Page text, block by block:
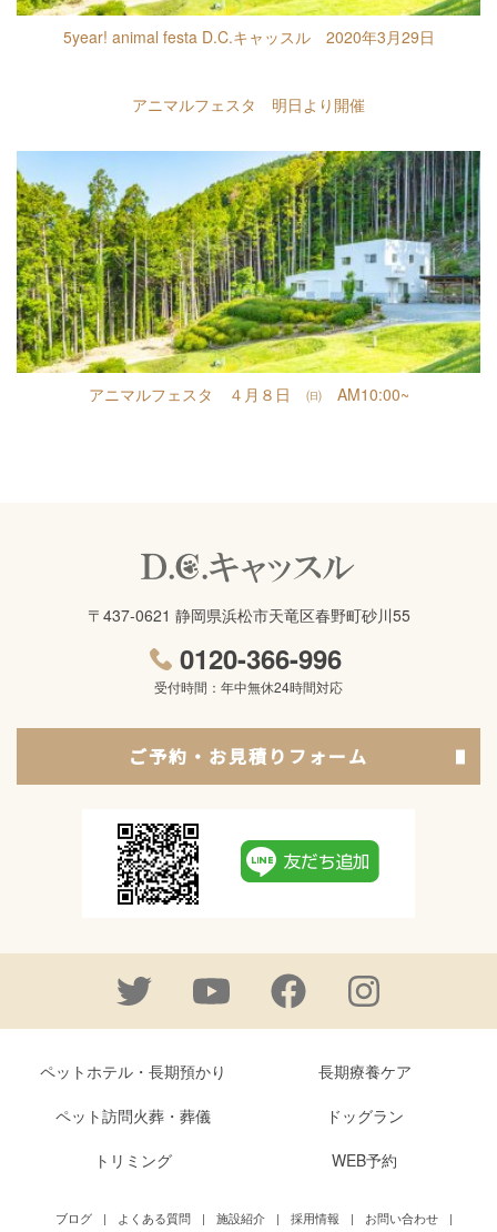
5year! animal festa D.C.キャッスル 2020年3月29日
アニマルフェスタ 明日より開催
アニマルフェスタ ４月８日 ㈰ AM10:00~
〒437-0621 静岡県浜松市天竜区春野町砂川55
0120-366-996
受付時間：年中無休24時間対応
ご予約・お見積りフォーム
ペットホテル・長期預かり
長期療養ケア
ペット訪問火葬・葬儀
ドッグラン
トリミング
WEB予約
ブログ | よくある質問 | 施設紹介 | 採用情報 | お問い合わせ |